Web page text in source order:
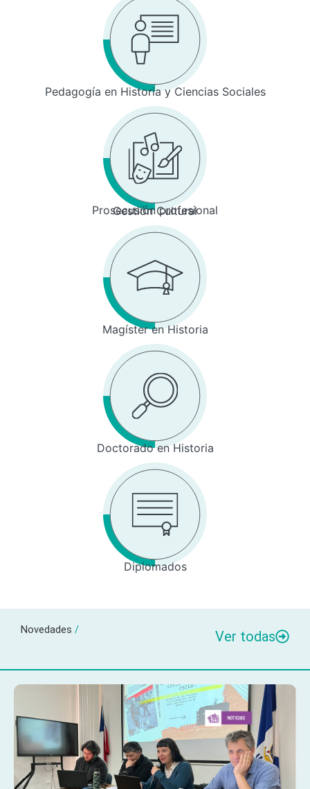
Pedagogía en Historia y Ciencias Sociales
Prosecusión profesional
Gestión Cultural
Magíster en Historia
Doctorado en Historia
Diplomados
Novedades / Ver todas